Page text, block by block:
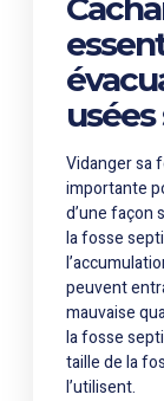
usées
Vidanger sa
importante
d’une façon
la fosse
peuvent
mauvaise
la fosse
taille de la
l’utilisent.